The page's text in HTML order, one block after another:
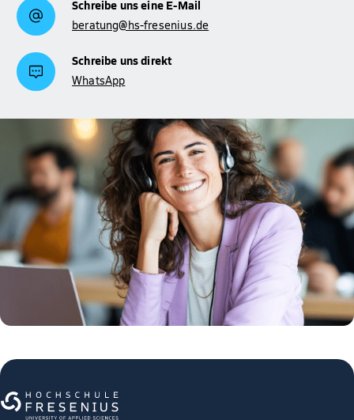
Schreibe uns eine E-Mail
beratung@hs-fresenius.de
Schreibe uns direkt
WhatsApp